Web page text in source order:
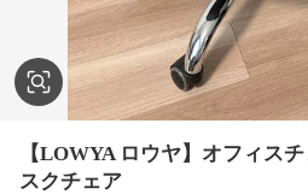
【LOWYA ロウヤ】オフィス
スクチェア